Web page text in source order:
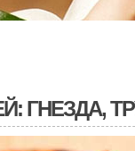
ГНЕЗДА,